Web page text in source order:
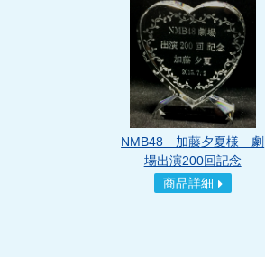
NMB48 加藤夕夏様 劇
場出演200回記念
商品詳細